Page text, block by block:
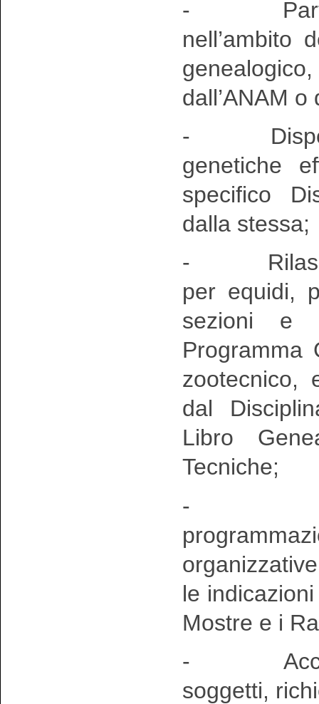
-
nell’ambito
dall’ANAM
-
genetiche
specifico
dalla stessa;
- Rilascio
per equidi,
sezioni e
Programma
zootecnico,
dal
Libro
Tecniche;
-
le
Mostre e i
-
soggetti,